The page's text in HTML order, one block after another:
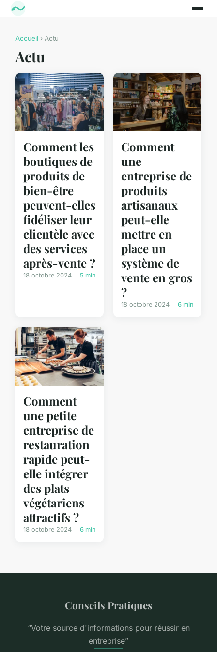
Accueil › Actu
Actu
Comment les
boutiques de
produits de
bien-être
peuvent-elles
fidéliser leur
clientèle avec
des services
après-vente ?
18 octobre 2024 5 min
Comment
une
entreprise de
produits
artisanaux
peut-elle
mettre en
place un
système de
vente en gros
?
18 octobre 2024 6 min
Comment
une petite
entreprise de
restauration
rapide peut-
elle intégrer
des plats
végétariens
attractifs ?
18 octobre 2024 6 min
Conseils Pratiques
“Votre source d'informations pour réussir en
entreprise”